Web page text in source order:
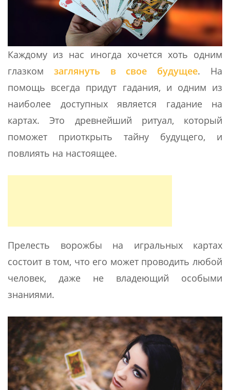
Каждому из нас иногда хочется хоть одним
глазком заглянуть в свое будущее. На
помощь всегда придут гадания, и одним из
наиболее доступных является гадание на
картах. Это древнейший ритуал, который
поможет приоткрыть тайну будущего, и
повлиять на настоящее.
Прелесть ворожбы на игральных картах
состоит в том, что его может проводить любой
человек, даже не владеющий особыми
знаниями.